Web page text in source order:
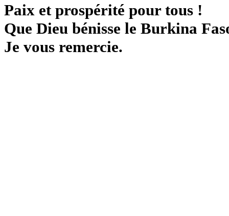
Paix et prospérité pour tous !
Que Dieu bénisse le Burkina
Je vous remercie.